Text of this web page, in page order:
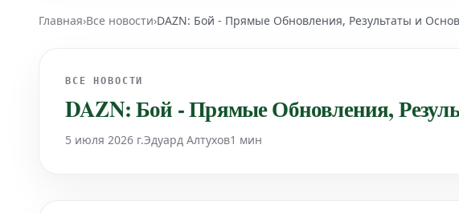
Главная›Все новости›DAZN: Бой - Прямые Обновления, Результаты и
ВСЕ НОВОСТИ
DAZN: Бой - Прямые Обновления,
5 июля 2026 г.Эдуард Алтухов1 мин